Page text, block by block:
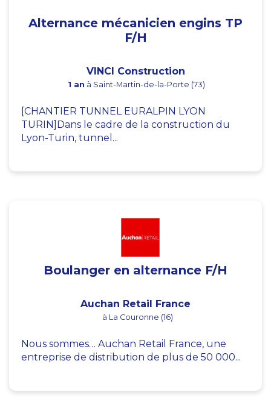
Alternance mécanicien engins TP
F/H
VINCI Construction
1 an à Saint-Martin-de-la-Porte (73)
[CHANTIER TUNNEL EURALPIN LYON
TURIN]Dans le cadre de la construction du
Lyon-Turin, tunnel...
Boulanger en alternance F/H
Auchan Retail France
à La Couronne (16)
Nous sommes… Auchan Retail France, une
entreprise de distribution de plus de 50 000...